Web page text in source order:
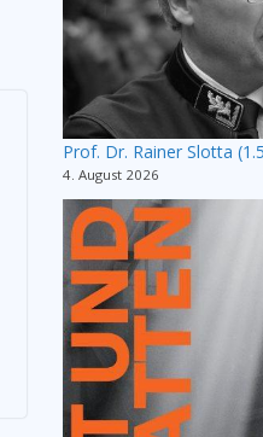
Prof. Dr. Rainer Slotta
4. August 2026